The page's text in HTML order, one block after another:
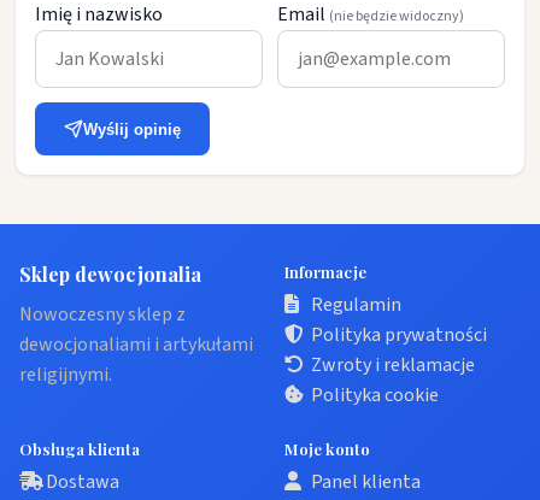
Imię i nazwisko Email (nie będzie widoczny)
Wyślij opinię
Sklep dewocjonalia
Nowoczesny sklep z
dewocjonaliami i artykułami
religijnymi.
Informacje
Regulamin
Polityka prywatności
Zwroty i reklamacje
Polityka cookie
Obsługa klienta
Dostawa
Moje konto
Panel klienta